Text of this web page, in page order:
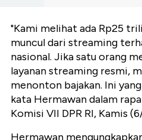
"Kami melihat ada Rp25
muncul dari streaming
nasional. Jika satu orang
layanan streaming resmi,
menonton bajakan. Ini
kata Hermawan dalam
Komisi VII DPR RI, Kamis
Hermawan